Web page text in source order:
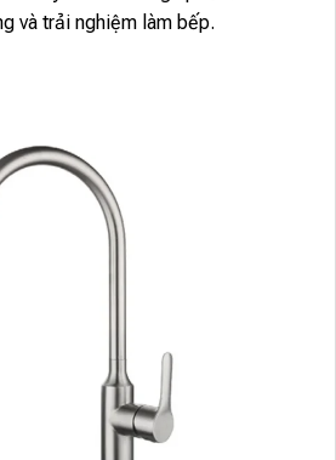
và trải nghiệm làm bếp.